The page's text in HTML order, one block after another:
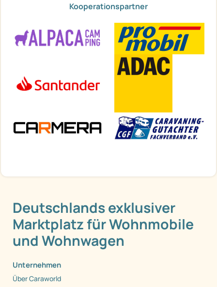
Kooperationspartner
Deutschlands exklusiver
Marktplatz für Wohnmobile
und Wohnwagen
Unternehmen
Über Caraworld